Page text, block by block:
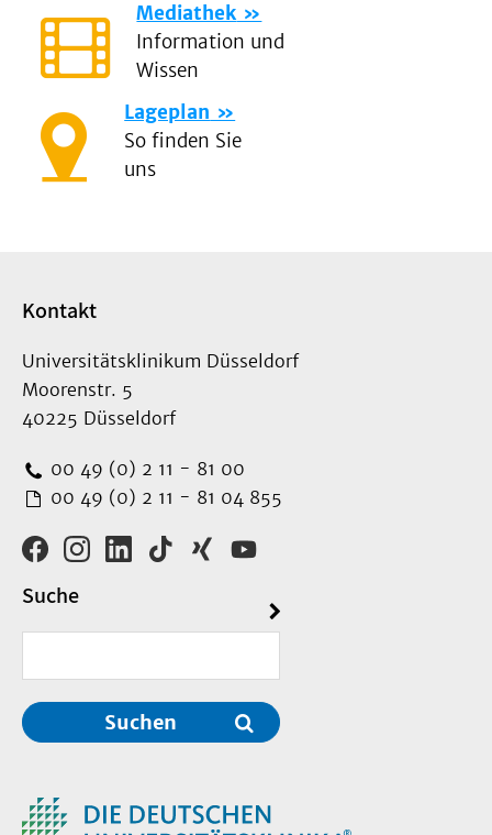
Mediathek
Information und
Wissen
Lageplan
So finden Sie
uns
Kontakt
Universitätsklinikum Düsseldorf
Moorenstr. 5
40225 Düsseldorf
00 49 (0) 2 11 - 81 00
00 49 (0) 2 11 - 81 04 855
Suche
Suchen